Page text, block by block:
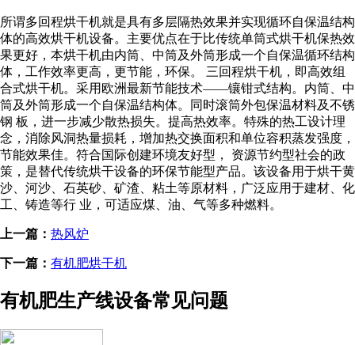
所谓多回程烘干机就是具有多层隔热效果并实现循环自保温结构
体的高效烘干机设备。主要优点在于比传统单筒式烘干机保热效
果更好，本烘干机由内筒、中筒及外筒形成一个自保温循环结构
体，工作效率更高，更节能，环保。 三回程烘干机，即高效组
合式烘干机。采用欧洲最新节能技术——镶钳式结构。内筒、中
筒及外筒形成一个自保温结构体。同时滚筒外包保温材料及不锈
钢 板，进一步减少散热损失。提高热效率。特殊的热工设计理
念，消除风洞热量损耗，增加热交换面积和单位容积蒸发强度，
节能效果佳。符合国际创建环境友好型， 资源节约型社会的政
策，是替代传统烘干设备的环保节能型产品。该设备用于烘干黄
沙、河沙、石英砂、矿渣、粘土等原材料，广泛应用于建材、化
工、铸造等行 业，可适应煤、油、气等多种燃料。
上一篇： 热风炉
下一篇： 有机肥烘干机
有机肥生产线设备常见问题